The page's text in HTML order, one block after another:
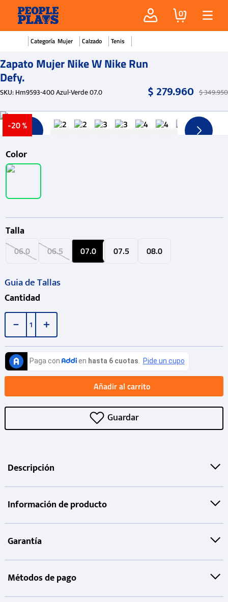
0
Mujer Calzado Tenis
Zapato Mujer Nike W Nike Run
Defy.
SKU:Hm9593-400 Azul-Verde 07.0 $279.960 $349.950
-20 %
Color
Talla
06.0 06.5 07.0 07.5 08.0
Guia de Tallas
Cantidad
＋
－
Añadir al carrito
Descripción
Información de producto
Garantía
Métodos de pago